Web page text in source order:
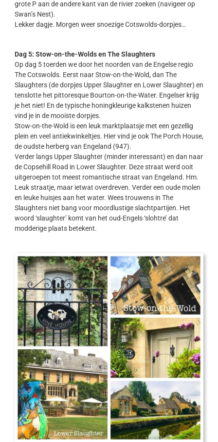
grote P aan de andere kant van de rivier zoeken (navigeer op
Swan’s Nest).
Lekker dagje. Morgen weer snoezige Cotswolds-dorpjes…
Dag 5: Stow-on-the-Wolds en The Slaughters
Op dag 5 toerden we door het noorden van de Engelse regio
The Cotswolds. Eerst naar Stow-on-the-Wold, dan The
Slaughters (de dorpjes Upper Slaughter en Lower Slaughter) en
tenslotte het pittoresque Bourton-on-the-Water. Engelser krijg
je het niet! En de typische honingkleurige kalkstenen huizen
vind je in de mooiste dorpjes.
Stow-on-the-Wold is een leuk marktplaatsje met een gezellig
plein en veel antiekwinkeltjes. Hier vind je ook The Porch House,
de oudste herberg van Engeland (947).
Verder langs Upper Slaughter (minder interessant) en dan naar
de Copsehill Road in Lower Slaughter. Deze straat werd ooit
uitgeroepen tot meest romantische straat van Engeland. Hm.
Leuk straatje, maar ietwat overdreven. Verder een oude molen
en leuke huisjes aan het water. Wees trouwens in The
Slaughters niet bang voor moordlustige slachtpartijen. Het
woord ‘slaughter’ komt van het oud-Engels ‘slohtre’ dat
modderige plaats betekent.